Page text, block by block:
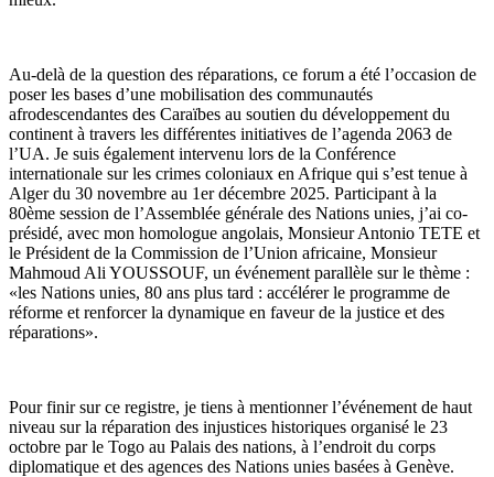
Au-delà de la question des réparations, ce forum a été l’occasion de
poser les bases d’une mobilisation des communautés
afrodescendantes des Caraïbes au soutien du développement du
continent à travers les différentes initiatives de l’agenda 2063 de
l’UA. Je suis également intervenu lors de la Conférence
internationale sur les crimes coloniaux en Afrique qui s’est tenue à
Alger du 30 novembre au 1er décembre 2025. Participant à la
80ème session de l’Assemblée générale des Nations unies, j’ai co-
présidé, avec mon homologue angolais, Monsieur Antonio TETE et
le Président de la Commission de l’Union africaine, Monsieur
Mahmoud Ali YOUSSOUF, un événement parallèle sur le thème :
«les Nations unies, 80 ans plus tard : accélérer le programme de
réforme et renforcer la dynamique en faveur de la justice et des
réparations».
Pour finir sur ce registre, je tiens à mentionner l’événement de haut
niveau sur la réparation des injustices historiques organisé le 23
octobre par le Togo au Palais des nations, à l’endroit du corps
diplomatique et des agences des Nations unies basées à Genève.